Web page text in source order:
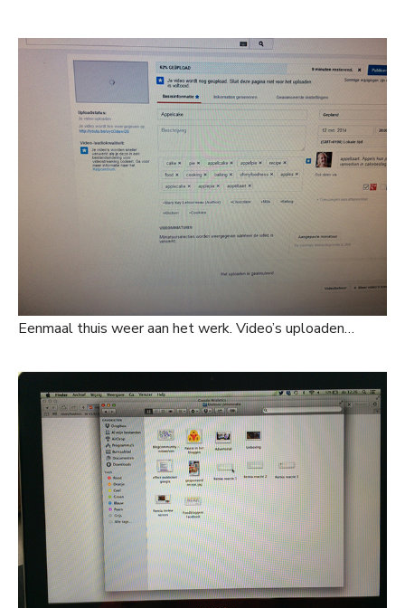
Eenmaal thuis weer aan het werk. Video’s uploaden…